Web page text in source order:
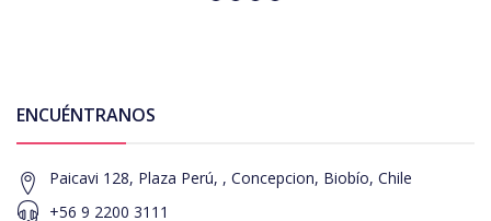
ENCUÉNTRANOS
Paicavi 128, Plaza Perú, , Concepcion, Biobío, Chile
+56 9 2200 3111